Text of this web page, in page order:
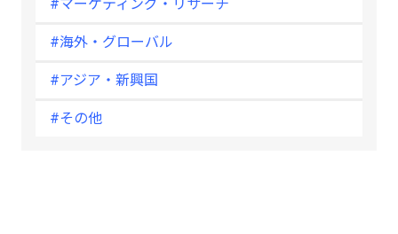
#マーケティング・リサーチ
#海外・グローバル
#アジア・新興国
#その他